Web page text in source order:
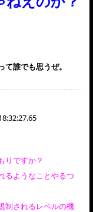
誰でも思うぜ。
りですか？
るようなことやるつ
制されるレベルの機